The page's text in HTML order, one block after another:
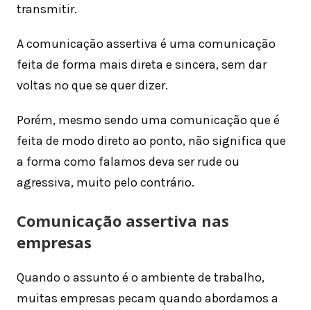
transmitir.
A comunicação assertiva é uma comunicação
feita de forma mais direta e sincera, sem dar
voltas no que se quer dizer.
Porém, mesmo sendo uma comunicação que é
feita de modo direto ao ponto, não significa que
a forma como falamos deva ser rude ou
agressiva, muito pelo contrário.
Comunicação assertiva nas
empresas
Quando o assunto é o ambiente de trabalho,
muitas empresas pecam quando abordamos a